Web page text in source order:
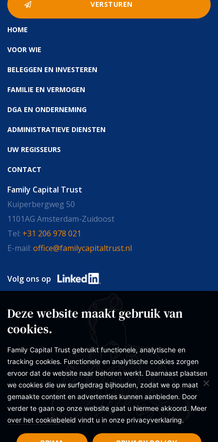
HOME
VOOR WIE
BELEGGEN EN INVESTEREN
FAMILIE EN VERMOGEN
DGA EN ONDERNEMING
ADMINISTRATIEVE DIENSTEN
UW REGISSEURS
CONTACT
Family Capital Trust
Kuiperbergweg 50
1101AG Amsterdam-Zuidoost
Tel: +31 206 978 021
E-mail: office@familycapitaltrust.nl
Volg ons op
Deze website maakt gebruik van
cookies.
Family Capital Trust gebruikt functionele, analytische en
tracking cookies. Functionele en analytische cookies zorgen
ervoor dat de website naar behoren werkt. Daarnaast plaatsen
we cookies die uw surfgedrag bijhouden, zodat we op maat
gemaakte content en advertenties kunnen aanbieden. Door
verder te gaan op onze website gaat u hiermee akkoord. Meer
over het cookiebeleid vindt u in onze privacyverklaring.